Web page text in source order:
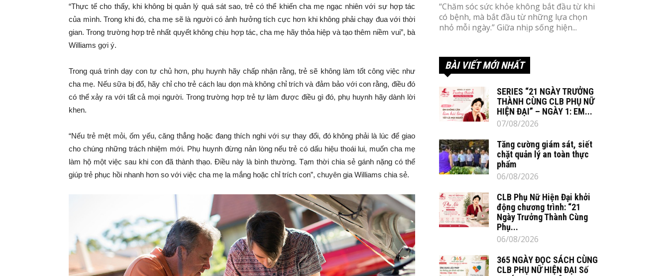
“Thực tế cho thấy, khi không bị quản lý quá sát sao, trẻ có thể khiến cha mẹ ngạc nhiên với sự hợp tác
của mình. Trong khi đó, cha mẹ sẽ là người có ảnh hưởng tích cực hơn khi không phải chạy đua với thời
gian. Trong trường hợp trẻ nhất quyết không chịu hợp tác, cha mẹ hãy thỏa hiệp và tạo thêm niềm vui”, bà
Williams gợi ý.
Trong quá trình dạy con tự chủ hơn, phụ huynh hãy chấp nhận rằng, trẻ sẽ không làm tốt công việc như
cha mẹ. Nếu sữa bị đổ, hãy chỉ cho trẻ cách lau dọn mà không chỉ trích và đảm bảo với con rằng, điều đó
có thể xảy ra với tất cả mọi người. Trong trường hợp trẻ tự làm được điều gì đó, phụ huynh hãy dành lời
khen.
“Nếu trẻ mệt mỏi, ốm yếu, căng thẳng hoặc đang thích nghi với sự thay đổi, đó không phải là lúc để giao
cho chúng những trách nhiệm mới. Phụ huynh đừng nản lòng nếu trẻ có dấu hiệu thoái lui, muốn cha mẹ
làm hộ một việc sau khi con đã thành thạo. Điều này là bình thường. Tạm thời chia sẻ gánh nặng có thể
giúp trẻ phục hồi nhanh hơn so với việc cha mẹ la mắng hoặc chỉ trích con”, chuyên gia Williams chia sẻ.
“Chăm sóc sức khỏe không bắt đầu từ khi
có bệnh, mà bắt đầu từ những lựa chọn
nhỏ mỗi ngày.” Giữa nhịp sống hiện...
BÀI VIẾT MỚI NHẤT
SERIES “21 NGÀY TRƯỞNG
THÀNH CÙNG CLB PHỤ NỮ
HIỆN ĐẠI” – NGÀY 1: EM...
07/08/2026
Tăng cường giám sát, siết
chặt quản lý an toàn thực
phẩm
06/08/2026
CLB Phụ Nữ Hiện Đại khởi
động chương trình: “21
Ngày Trưởng Thành Cùng
Phụ...
06/08/2026
365 NGÀY ĐỌC SÁCH CÙNG
CLB PHỤ NỮ HIỆN ĐẠI Số